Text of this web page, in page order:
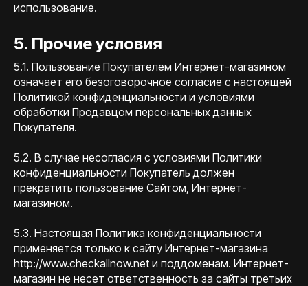
использование.
5. Прочие условия
5.1. Пользование Покупателем Интернет-магазином
означает его безоговорочное согласие с настоящей
Политикой конфиденциальности и условиями
обработки Продавцом персональных данных
Покупателя.
5.2. В случае несогласия с условиями Политики
конфиденциальности Покупатель должен
прекратить пользование Сайтом, Интернет-
магазином.
5.3. Настоящая Политика конфиденциальности
применяется только к сайту Интернет-магазина
http://www.checkallnow.net и поддоменам. Интернет-
магазин не несет ответственность за сайты третьих